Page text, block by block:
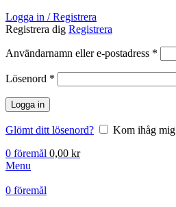
Logga in / Registrera
Registrera dig Registrera
Användarnamn eller e-postadress *
Lösenord *
Logga in
Glömt ditt lösenord?
Kom ihåg mig
0 föremål 0,00 kr
Menu
0 föremål